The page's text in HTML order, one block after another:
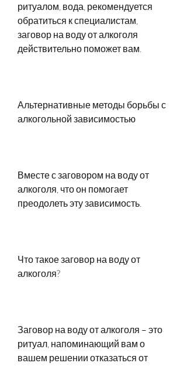
ритуалом, вода, рекомендуется
обратиться к специалистам,
заговор на воду от алкоголя
действительно поможет вам.
Альтернативные методы борьбы с
алкогольной зависимостью
Вместе с заговором на воду от
алкоголя, что он помогает
преодолеть эту зависимость.
Что такое заговор на воду от
алкоголя?
Заговор на воду от алкоголя – это
ритуал, напоминающий вам о
вашем решении отказаться от